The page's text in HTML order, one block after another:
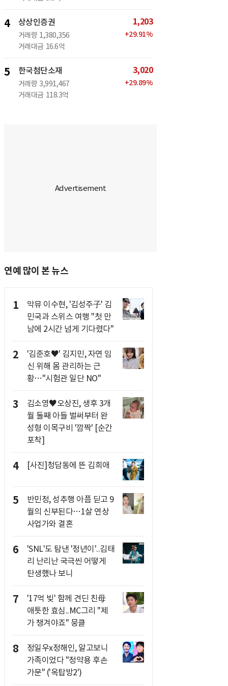
4 상상인증권
거래량 1,380,356
거래대금 16.6억
1,203
+29.91%
5 한국첨단소재
거래량 3,991,467
거래대금 118.3억
3,020
+29.89%
연예 많이 본 뉴스
1
악뮤 이수현, '김성주子' 김
민국과 스위스 여행 "첫 만
남에 2시간 넘게 기다렸다"
2
'김준호♥' 김지민, 자연 임
신 위해 몸 관리하는 근
황…"시험관 일단 NO"
3
김소영♥오상진, 생후 3개
월 둘째 아들 벌써부터 완
성형 이목구비 '깜짝' [순간
포착]
4 [사진]청담동에 뜬 김희애
5
반민정, 성추행 아픔 딛고 9
월의 신부된다…1살 연상
사업가와 결혼
6
'SNL'도 탐낸 '정년이'..김태
리 난리난 국극씬 어떻게
탄생했나 보니
7
'17억 빚' 함께 견딘 친母
애틋한 효심..MC그리 "제
가 챙겨야죠" 뭉클
8
정일우x정해인, 알고보니
가족이었다 "정약용 후손
가문" ('옥탑방2')